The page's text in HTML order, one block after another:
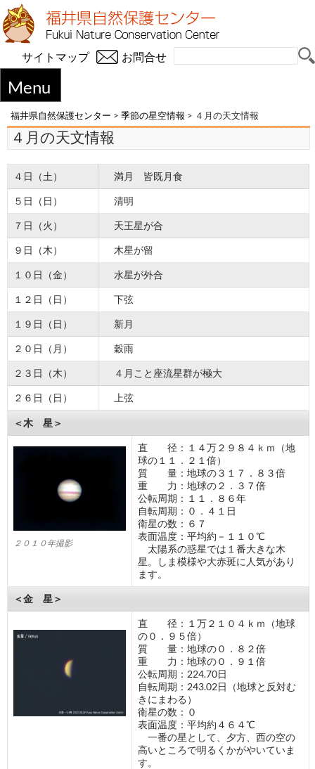
お問合せ
サイトマップ
Menu
福井県自然保護センター > 季節の星空情報 > ４月の天文情報
４月の天文情報
４日（土） 満月 皆既月食
５日（日） 清明
７日（火） 天王星が合
９日（木） 木星が留
１０日（金） 水星が外合
１２日（日） 下弦
１９日（日） 新月
２０日（月） 穀雨
２３日（木） ４月こと座流星群が極大
２６日（日） 上弦
＜木 星＞
２０１０年撮影
直 径：１４万２９８４ｋｍ（地
球の１１．２１倍）
質 量：地球の３１７．８３倍
重 力：地球の２．３７倍
公転周期：１１．８６年
自転周期：０．４１日
衛星の数：６７
表面温度：平均約－１１０℃
太陽系の惑星では１番大きな木
星。しま模様や大赤斑に人気があり
ます。
＜金 星＞
直 径：１万２１０４ｋｍ（地球
の０．９５倍）
質 量：地球の０．８２倍
重 力：地球の０．９１倍
公転周期：224.70日
自転周期：243.02日（地球と反対む
きにまわる）
衛星の数：０
表面温度：平均約４６４℃
一番の星として、夕方、西の空の
高いところで明るくかがやいていま
す。